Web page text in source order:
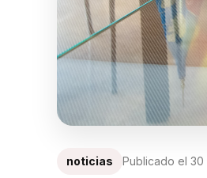
noticias Publicado el 30